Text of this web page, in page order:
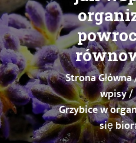
Strona Główna
wpisy
Grzybice w
się
GALERIA
BLOG
KONTAKT
BOOKSY